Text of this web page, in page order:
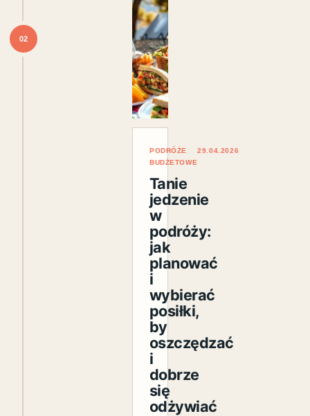
02
PODRÓŻE
BUDŻETOWE
29.04.2026
Tanie
jedzenie
w
podróży:
jak
planować
i
wybierać
posiłki,
by
oszczędzać
i
dobrze
się
odżywiać